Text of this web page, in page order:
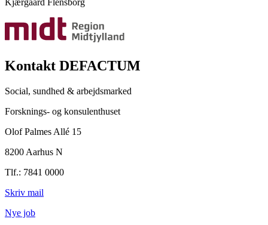
Kjærgaard Flensborg
Kontakt DEFACTUM
Social, sundhed & arbejdsmarked
Forsknings- og konsulenthuset
Olof Palmes Allé 15
8200 Aarhus N
Tlf.: 7841 0000
Skriv mail
Nye job